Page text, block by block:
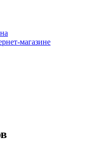
магазине